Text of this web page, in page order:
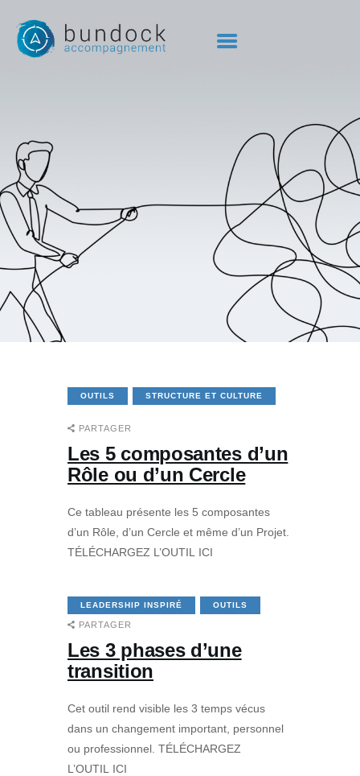
3 ACCOMPAGNEMENTS
POINTS DE VUE
OUTILS
BIBLIO
CONTACT
OUTILS STRUCTURE ET CULTURE
PARTAGER
Les 5 composantes d’un
Rôle ou d’un Cercle
Ce tableau présente les 5 composantes
d’un Rôle, d’un Cercle et même d’un Projet.
TÉLÉCHARGEZ L’OUTIL ICI
LEADERSHIP INSPIRÉ OUTILS
PARTAGER
Les 3 phases d’une
transition
Cet outil rend visible les 3 temps vécus
dans un changement important, personnel
ou professionnel. TÉLÉCHARGEZ
L’OUTIL ICI